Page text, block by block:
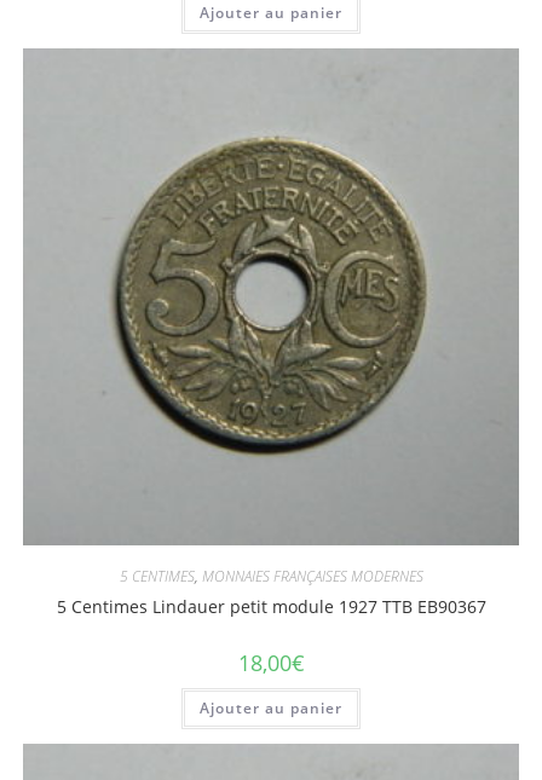
Ajouter au panier
5 CENTIMES, MONNAIES FRANÇAISES MODERNES
5 Centimes Lindauer petit module 1927 TTB EB90367
18,00€
Ajouter au panier